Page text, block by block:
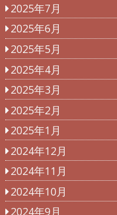
2025年7月
2025年6月
2025年5月
2025年4月
2025年3月
2025年2月
2025年1月
2024年12月
2024年11月
2024年10月
2024年9月